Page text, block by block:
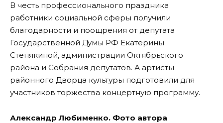
В честь профессионального праздника
работники социальной сферы получили
благодарности и поощрения от депутата
Государственной Думы РФ Екатерины
Стенякиной, администрации Октябрьского
района и Собрания депутатов. А артисты
районного Дворца культуры подготовили для
участников торжества концертную программу.
Александр Любименко. Фото автора